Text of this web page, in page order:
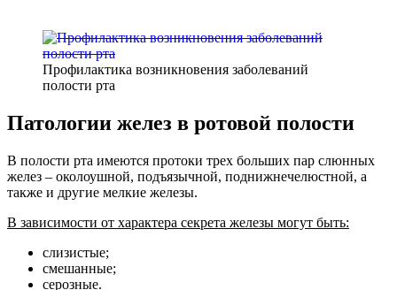
Профилактика возникновения заболеваний
полости рта
Патологии желез в ротовой полости
В полости рта имеются протоки трех больших пар слюнных
желез – околоушной, подъязычной, поднижнечелюстной, а
также и другие мелкие железы.
В зависимости от характера секрета железы могут быть:
слизистые;
смешанные;
серозные.